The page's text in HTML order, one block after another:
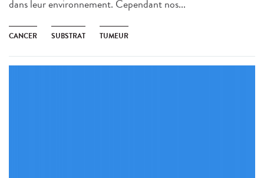
dans leur environnement. Cependant nos...
CANCER SUBSTRAT TUMEUR